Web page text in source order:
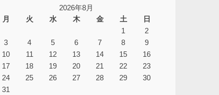
2026年8月
月
火 水 木 金 土
日
1
2
3
4 5 6 7 8
9
10
11 12 13 14 15
16
17
18 19 20 21 22
23
24
25 26 27 28 29
30
31